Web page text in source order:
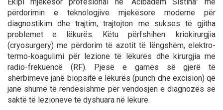
përdorimin e teknologjive mjekësore moderne për
diagnostikim dhe trajtim, trajtojton me sukses të gjitha
problemet e lëkurës. Këtu përfshihen: kriokirurgjia
(cryosurgery) me përdorim të azotit të lëngshëm, elektro-
termo-koagulimi për lezione të lëkurës dhe kirurgjia me
radio-frekuencë (RF). Pjesë e gamës së gjerë të
shërbimeve janë biopsitë e lëkurës (punch dhe excision) që
janë shumë të rëndësishme për vendosjen e diagnozës së
saktë të lezioneve të dyshuara në lëkurë.